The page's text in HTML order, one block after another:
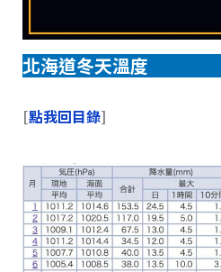
北海道冬天溫度
[點我回目錄]